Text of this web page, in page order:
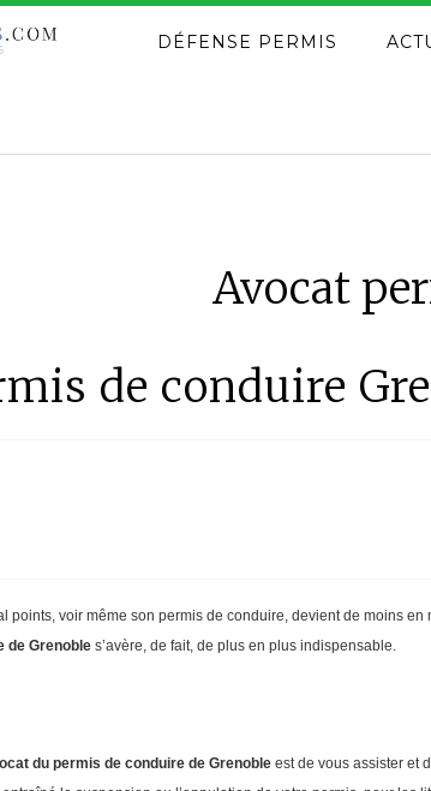
DÉFENSE PERMIS
Avocat
de conduire
points, voir même son permis de conduire, devient de moins
de Grenoble s’avère, de fait, de plus en plus indispensable.
du permis de conduire de Grenoble est de vous assister et